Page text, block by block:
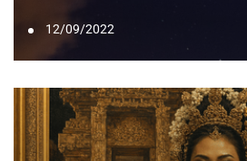
12/09/2022